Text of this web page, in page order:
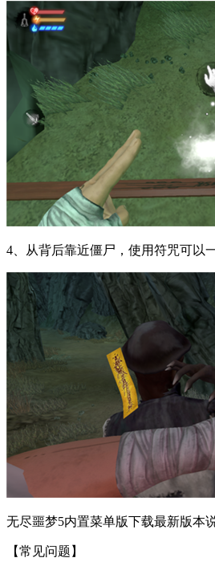
4、从背后靠近僵尸，使用符咒可以
无尽噩梦5内置菜单版下载最新版本
【常见问题】